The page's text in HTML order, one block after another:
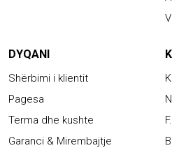
DYQANI
Shërbimi i klientit
Pagesa
Terma dhe kushte
Garanci & Mirembajtje